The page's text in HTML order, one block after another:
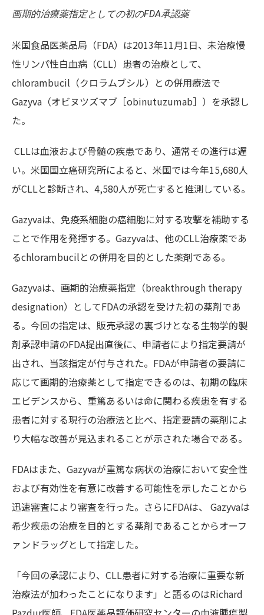
画期的治療薬指定としての初のFDA承認薬
米国食品医薬品局（FDA）は2013年11月1日、未治療慢
性リンパ性白血病（CLL）患者の治療として、
chlorambucil（クロラムブシル）との併用療法で
Gazyva（オビヌツズマブ［obinutuzumab］）を承認し
た。
CLLは血液および骨髄の疾患であり、通常その進行は遅
い。米国国立癌研究所によると、米国では今年15,680人
がCLLと診断され、4,580人が死亡すると推測している。
Gazyvaは、免疫系細胞の癌細胞に対する攻撃を補助する
ことで作用を発揮する。Gazyvaは、他のCLL治療薬であ
るchlorambucilとの併用を目的とした薬剤である。
Gazyvaは、画期的治療薬指定（breakthrough therapy
designation）としてFDAの承認を受けた初の薬剤であ
る。今回の指定は、販売承認の裏づけとなる生物学的製
剤承認申請のFDA提出直後に、申請者により指定要請が
出され、当該指定が付与された。FDAが申請者の要請に
応じて画期的治療薬として指定できるのは、初期の臨床
エビデンスから、重篤あるいは命に関わる疾患を有する
患者に対する現行の治療法と比べ、指定要請の薬剤によ
り大幅な改善が見込まれることが示された場合である。
FDAはまた、Gazyvaが重篤な病状の治療において安全性
および有効性を有意に改善する可能性を示したことから
迅速審査により審査を行った。さらにFDAは、 Gazyvaは
希少疾患の治療を目的とする薬剤であることからオーフ
ァンドラッグとして指定した。
「今回の承認により、CLL患者に対する治療に重要な新
治療法が加わったことになります」と語るのはRichard